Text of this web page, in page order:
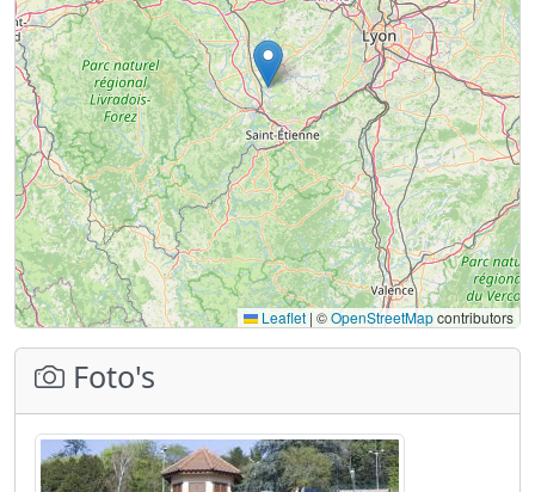
Leaflet | ©OpenStreetMapcontributors
Foto's